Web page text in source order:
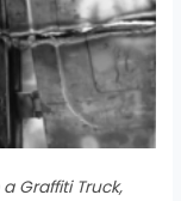
Graffiti Truck,